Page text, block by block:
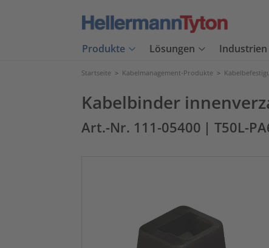
Produkte Lösungen Industrien
Startseite > Kabelmanagement-Produkte >
Kabelbinder
Art.-Nr. 111-05400 | T50L-